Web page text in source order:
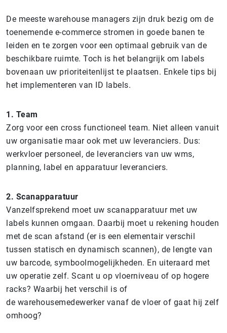
De meeste warehouse managers zijn druk bezig om de
toenemende e-commerce stromen in goede banen te
leiden en te zorgen voor een optimaal gebruik van de
beschikbare ruimte. Toch is het belangrijk om labels
bovenaan uw prioriteitenlijst te plaatsen. Enkele tips bij
het implementeren van ID labels.
1. Team
Zorg voor een cross functioneel team. Niet alleen vanuit
uw organisatie maar ook met uw leveranciers. Dus:
werkvloer personeel, de leveranciers van uw wms,
planning, label en apparatuur leveranciers.
2. Scanapparatuur
Vanzelfsprekend moet uw scanapparatuur met uw
labels kunnen omgaan. Daarbij moet u rekening houden
met de scan afstand (er is een elementair verschil
tussen statisch en dynamisch scannen), de lengte van
uw barcode, symboolmogelijkheden. En uiteraard met
uw operatie zelf. Scant u op vloerniveau of op hogere
racks? Waarbij het verschil is of
de warehousemedewerker vanaf de vloer of gaat hij zelf
omhoog?